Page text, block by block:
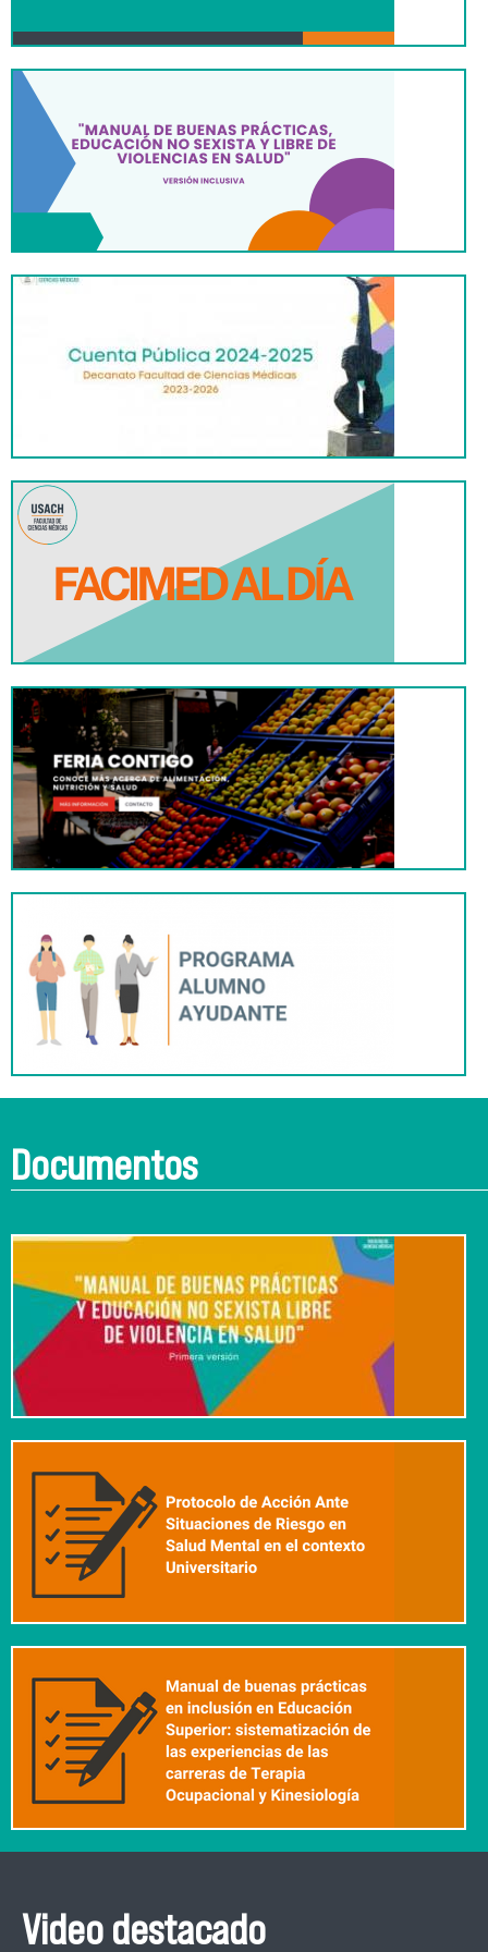
Documentos
Video destacado